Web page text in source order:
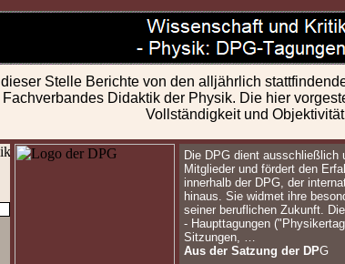
Stelle Berichte von den alljährlich
Didaktik der Physik. Die hier
Vollständigkeit und
Die DPG dient
Mitglieder und fördert den
innerhalb der DPG, der
hinaus. Sie widmet ihre
seiner beruflichen Zukunft.
- Haupttagungen
Sitzungen, …
Aus der Satzung der DPG